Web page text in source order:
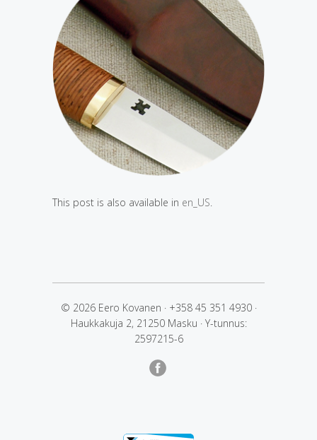
This post is also available in en_US.
© 2026 Eero Kovanen · +358 45 351 4930 ·
Haukkakuja 2, 21250 Masku · Y-tunnus:
2597215-6